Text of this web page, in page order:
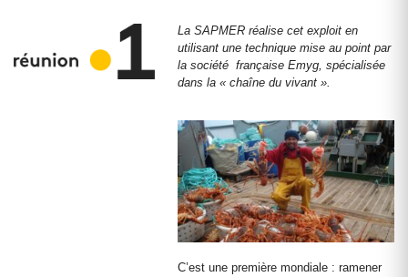
La SAPMER réalise cet exploit en
utilisant une technique mise au point par
la société française Emyg, spécialisée
dans la « chaîne du vivant ».
C’est une première mondiale : ramener